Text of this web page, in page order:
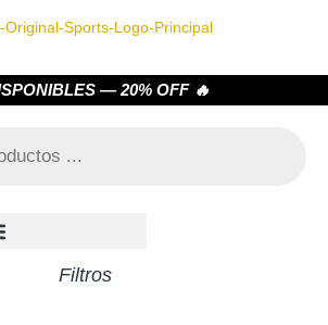
— 20% OFF 🔥
Filtros